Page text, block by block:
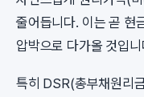
줄어듭니다. 이는 곧 현
압박으로 다가올 것입니
특히 DSR(총부채원리